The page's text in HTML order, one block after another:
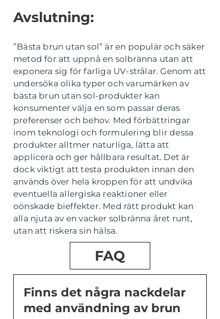
Avslutning:
”Bästa brun utan sol” är en populär och säker
metod för att uppnå en solbränna utan att
exponera sig för farliga UV-strålar. Genom att
undersöka olika typer och varumärken av
bästa brun utan sol-produkter kan
konsumenter välja en som passar deras
preferenser och behov. Med förbättringar
inom teknologi och formulering blir dessa
produkter alltmer naturliga, lätta att
applicera och ger hållbara resultat. Det är
dock viktigt att testa produkten innan den
används över hela kroppen för att undvika
eventuella allergiska reaktioner eller
oönskade bieffekter. Med rätt produkt kan
alla njuta av en vacker solbränna året runt,
utan att riskera sin hälsa.
FAQ
Finns det några nackdelar
med användning av brun